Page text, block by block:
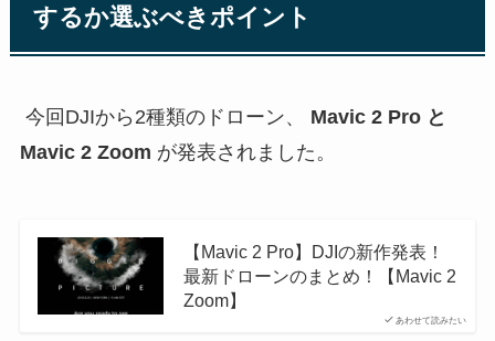
するか選ぶべきポイント
今回DJIから2種類のドローン、
Mavic 2 Pro と
Mavic 2 Zoom が発表されました。
あわせて読みたい
【Mavic 2 Pro】DJIの新作発表！
最新ドローンのまとめ！【Mavic 2
Zoom】